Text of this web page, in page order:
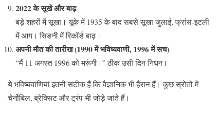
2022 के सूखे और बाढ़
बड़े शहरों में सूखा। यूके में 1935 के बाद सबसे सूखा जुलाई, फ्रांस-इटली
में आग। सिडनी में रिकॉर्ड बाढ़।
अपनी मौत की तारीख (1990 में भविष्यवाणी, 1996 में सच)
“मैं 11 अगस्त 1996 को मरूंगी।” ठीक उसी दिन निधन।
ये भविष्यवाणियां इतनी सटीक हैं कि वैज्ञानिक भी हैरान हैं। कुछ स्रोतों में
चेर्नोबिल, ब्रेक्सिट और ट्रंप भी जोड़े जाते हैं।